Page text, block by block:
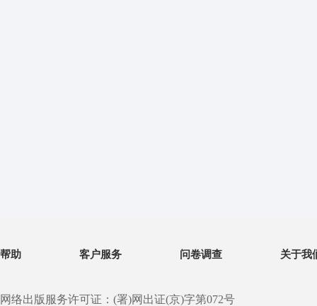
帮助 客户服务 问卷调查 关于我
网络出版服务许可证：(署)网出证(京)字第072号